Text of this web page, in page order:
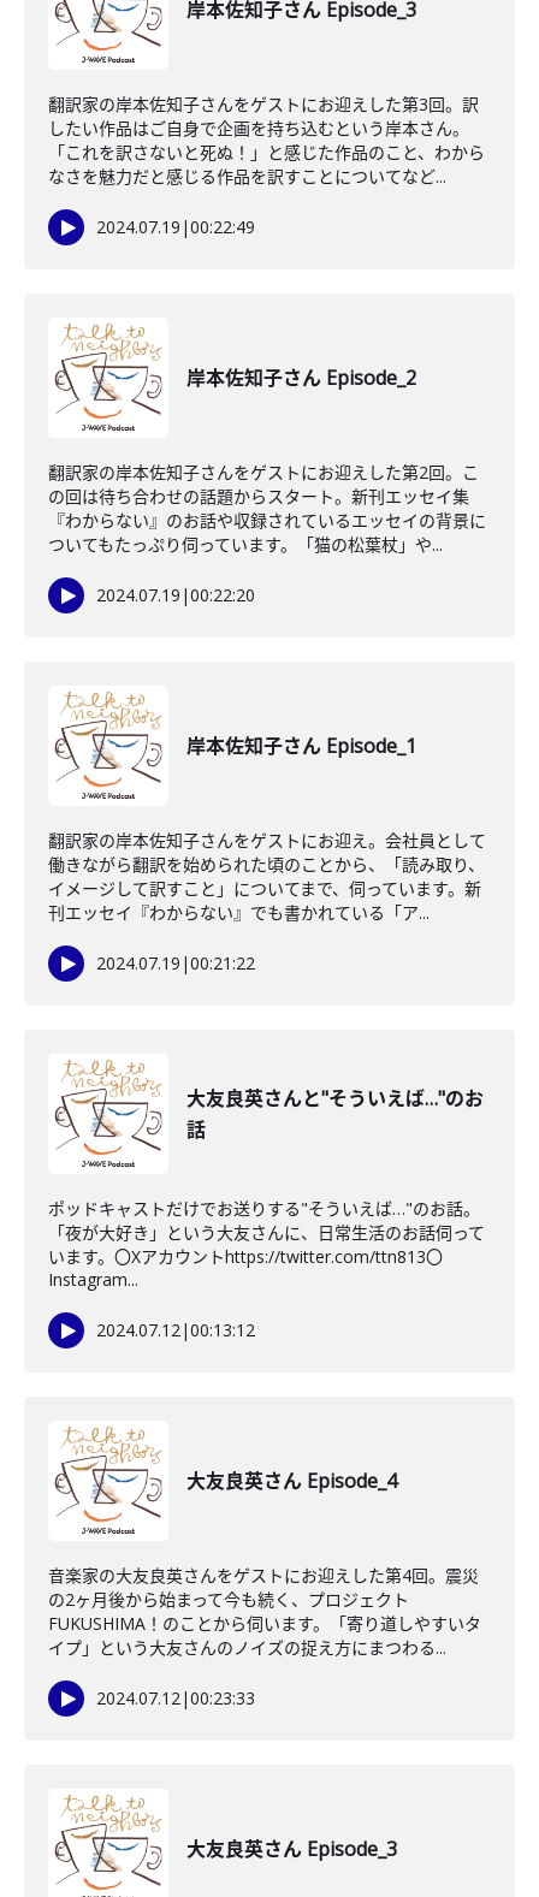
岸本佐知子さん Episode_3
翻訳家の岸本佐知子さんをゲストにお迎えした第3回。訳
したい作品はご自身で企画を持ち込むという岸本さん。
「これを訳さないと死ぬ！」と感じた作品のこと、わから
なさを魅力だと感じる作品を訳すことについてなど...
2024.07.19 |00:22:49
岸本佐知子さん Episode_2
翻訳家の岸本佐知子さんをゲストにお迎えした第2回。こ
の回は待ち合わせの話題からスタート。新刊エッセイ集
『わからない』のお話や収録されているエッセイの背景に
ついてもたっぷり伺っています。「猫の松葉杖」や...
2024.07.19 |00:22:20
岸本佐知子さん Episode_1
翻訳家の岸本佐知子さんをゲストにお迎え。会社員として
働きながら翻訳を始められた頃のことから、「読み取り、
イメージして訳すこと」についてまで、伺っています。新
刊エッセイ『わからない』でも書かれている「ア...
2024.07.19 |00:21:22
大友良英さんと"そういえば…"のお
話
ポッドキャストだけでお送りする"そういえば…"のお話。
「夜が大好き」という大友さんに、日常生活のお話伺って
います。〇Xアカウントhttps://twitter.com/ttn813〇
Instagram...
2024.07.12|00:13:12
大友良英さん Episode_4
音楽家の大友良英さんをゲストにお迎えした第4回。震災
の2ヶ月後から始まって今も続く、プロジェクト
FUKUSHIMA！のことから伺います。「寄り道しやすいタ
イプ」という大友さんのノイズの捉え方にまつわる...
2024.07.12|00:23:33
大友良英さん Episode_3